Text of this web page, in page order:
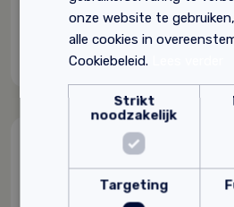
Ecotec leemverf
Gerelateerde
onze website te
alle cookies in
Cookiebeleid.
Strikt
noodzakelijk
Targeting